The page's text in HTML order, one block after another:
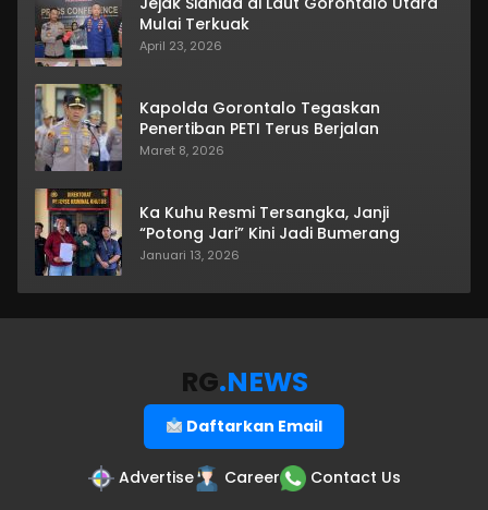
Mulai Terkuak
April 23, 2026
Kapolda Gorontalo Tegaskan
Penertiban PETI Terus Berjalan
Maret 8, 2026
Ka Kuhu Resmi Tersangka, Janji
“Potong Jari” Kini Jadi Bumerang
Januari 13, 2026
RG.NEWS
Daftarkan Email
Advertise Career Contact Us